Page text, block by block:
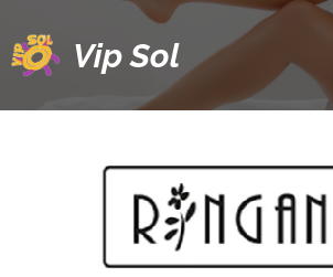
Vip Sol